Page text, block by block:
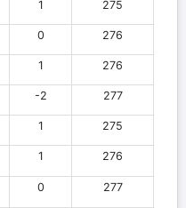
1 275
0 276
1 276
-2 277
1 275
1 276
0 277